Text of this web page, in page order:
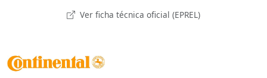
Ver ficha técnica oficial (EPREL)